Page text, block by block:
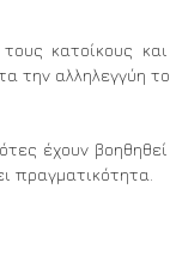
κατοίκους
την αλληλεγγύη
έχουν
πραγματικότητα.